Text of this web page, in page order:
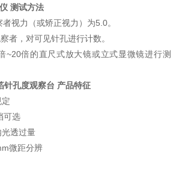
测试方法
视力（或矫正视力）为5.0。
者，对可见针孔进行计数。
~20倍的直尺式放大镜或立式显微镜进行测
针孔度观察台 产品特征
可选
透过量
微距分辨